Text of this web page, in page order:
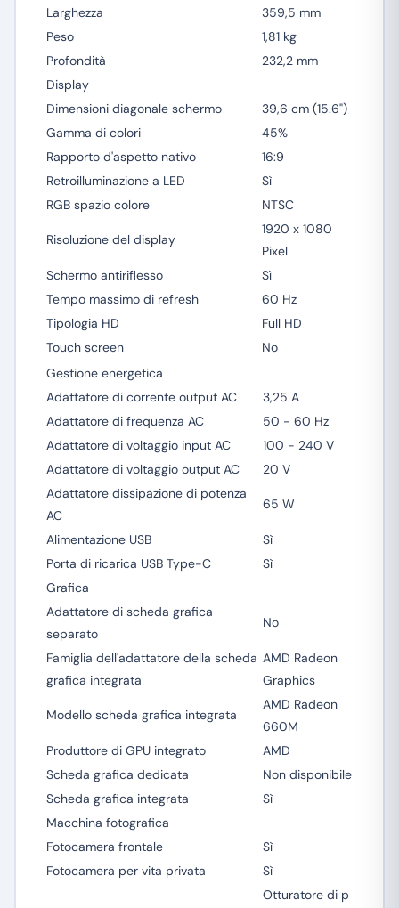
Larghezza
359,5 mm
Peso
1,81 kg
Profondità
232,2 mm
Display
Dimensioni diagonale schermo
39,6 cm (15.6")
Gamma di colori
45%
Rapporto d'aspetto nativo
16:9
Retroilluminazione a LED
Sì
RGB spazio colore
NTSC
Risoluzione del display
1920 x 1080
Pixel
Schermo antiriflesso
Sì
Tempo massimo di refresh
60 Hz
Tipologia HD
Full HD
Touch screen
No
Gestione energetica
Adattatore di corrente output AC
3,25 A
Adattatore di frequenza AC
50 - 60 Hz
Adattatore di voltaggio input AC
100 - 240 V
Adattatore di voltaggio output AC
20 V
Adattatore dissipazione di potenza
AC
65 W
Alimentazione USB
Sì
Porta di ricarica USB Type-C
Sì
Grafica
Adattatore di scheda grafica
separato
No
Famiglia dell'adattatore della scheda
grafica integrata
AMD Radeon
Graphics
Modello scheda grafica integrata
AMD Radeon
660M
Produttore di GPU integrato
AMD
Scheda grafica dedicata
Non disponibile
Scheda grafica integrata
Sì
Macchina fotografica
Fotocamera frontale
Sì
Fotocamera per vita privata
Sì
Otturatore di p